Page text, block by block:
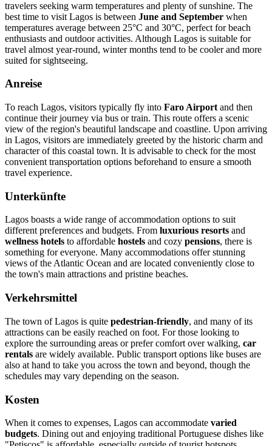
travelers seeking warm temperatures and plenty of sunshine. The
best time to visit Lagos is between June and September when
temperatures average between 25°C and 30°C, perfect for beach
enthusiasts and outdoor activities. Although Lagos is suitable for
travel almost year-round, winter months tend to be cooler and more
suited for sightseeing.
Anreise
To reach Lagos, visitors typically fly into Faro Airport and then
continue their journey via bus or train. This route offers a scenic
view of the region's beautiful landscape and coastline. Upon arriving
in Lagos, visitors are immediately greeted by the historic charm and
character of this coastal town. It is advisable to check for the most
convenient transportation options beforehand to ensure a smooth
travel experience.
Unterkünfte
Lagos boasts a wide range of accommodation options to suit
different preferences and budgets. From luxurious resorts and
wellness hotels to affordable hostels and cozy pensions, there is
something for everyone. Many accommodations offer stunning
views of the Atlantic Ocean and are located conveniently close to
the town's main attractions and pristine beaches.
Verkehrsmittel
The town of Lagos is quite pedestrian-friendly, and many of its
attractions can be easily reached on foot. For those looking to
explore the surrounding areas or prefer comfort over walking, car
rentals are widely available. Public transport options like buses are
also at hand to take you across the town and beyond, though the
schedules may vary depending on the season.
Kosten
When it comes to expenses, Lagos can accommodate varied
budgets. Dining out and enjoying traditional Portuguese dishes like